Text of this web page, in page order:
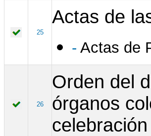
25
Actas de
- Actas de
26
Orden del
órganos